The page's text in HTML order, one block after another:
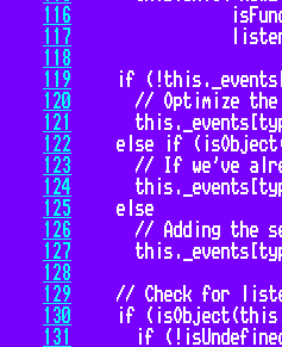
116
117
118
119
120
121
122
123
124
125
126
127
128
129
130
131